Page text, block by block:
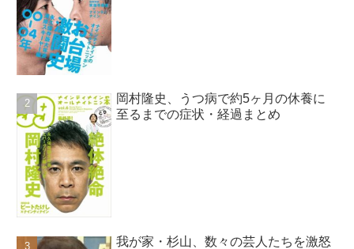
岡村隆史、うつ病で約5ヶ月の休養に
至るまでの症状・経過まとめ
我が家・杉山、数々の芸人たちを激怒